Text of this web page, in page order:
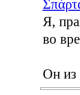
Я,
во
Он из